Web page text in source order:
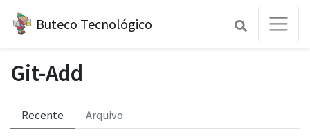
Buteco Tecnológico
Git-Add
Recente Arquivo